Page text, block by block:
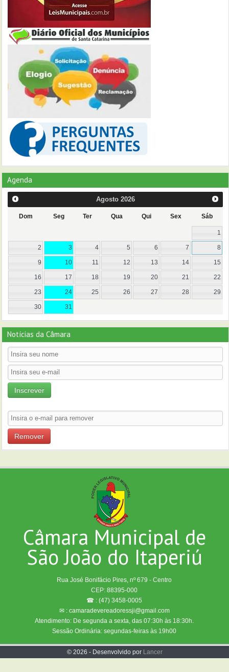
Agenda
Agosto 2026
Dom Seg Ter Qua Qui Sex Sáb
1
2 3 4 5 6 7 8
9 10 11 12 13 14 15
16 17 18 19 20 21 22
23 24 25 26 27 28 29
30 31
Notícias da Câmara
Inscrever
Remover
Câmara Municipal de
São João do Itaperiú
Rua José Bonifácio Pires, nº 679 - Centro
CEP: 88395-000
☎ : (47) 3458-0005
✉ : camaradevereadoressji@gmail.com
Atendimento: De segunda a sexta, das 07:30h às 18:30h.
Sessão Ordinária: segundas-feiras às 19h00
© 2026 - Desenvolvido por Lancer